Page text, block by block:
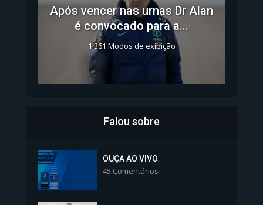
Após vencer nas urnas Dr Alan
é convocado para a...
1.361 Modos de exibição
Colégios da Polícia...
Falou sobre
OUÇA AO VIVO
45 Comentários